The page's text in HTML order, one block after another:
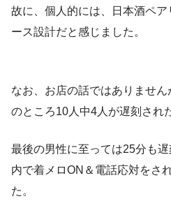
故に、個人的には、日本酒ペ
ース設計だと感じました。
なお、お店の話ではありませ
のところ10人中4人が遅刻され
最後の男性に至っては25分も
内で着メロON＆電話応対をさ
た。